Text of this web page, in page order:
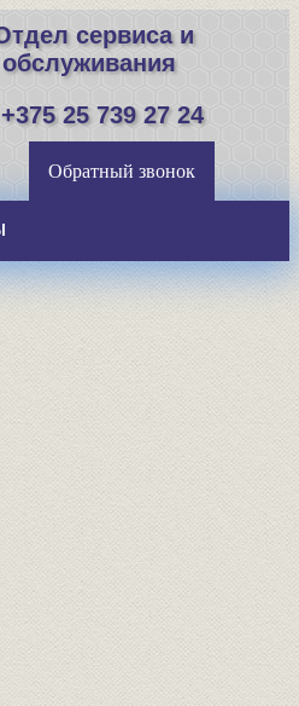
сервиса и
обслуживания
+375 25 739 27 24
Обратный звонок